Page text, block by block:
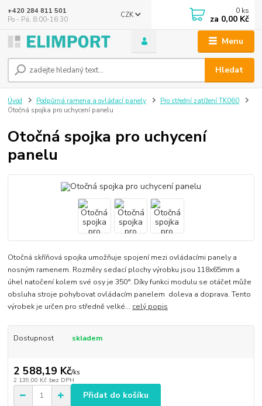
Menu
CZK
Hledat
+420 284 811 501
Po - Pá, 8:00-16:30
0 ks
za 0,00 Kč
Úvod Podpůrná ramena a ovládací panely
Pro střední zatížení TK060
Otočná spojka pro uchycení panelu
Otočná spojka pro uchycení
panelu
Otočná skříňová spojka umožňuje spojení mezi ovládacími panely a
nosným ramenem. Rozměry sedací plochy výrobku jsou 118x65mm a
úhel natočení kolem své osy je 350°. Díky funkci modulu se otáčet může
obsluha stroje pohybovat ovládacím panelem doleva a doprava. Tento
výrobek je určen pro středně velké... celý popis
Dostupnost skladem
2 588,19 Kč/ks
2 139,00 Kč bez DPH
Přidat do košíku